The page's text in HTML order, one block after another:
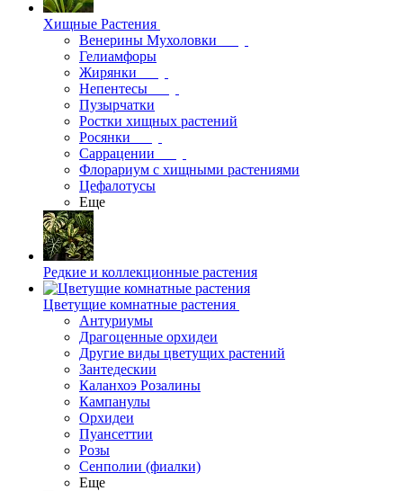
Хищные Растения
Венерины Мухоловки
Гелиамфоры
Жирянки
Непентесы
Пузырчатки
Ростки хищных растений
Росянки
Саррацении
Флорариум с хищными растениями
Цефалотусы
Еще
Редкие и коллекционные растения
Цветущие комнатные растения
Антуриумы
Драгоценные орхидеи
Другие виды цветущих растений
Зантедескии
Каланхоэ Розалины
Кампанулы
Орхидеи
Пуансеттии
Розы
Сенполии (фиалки)
Еще